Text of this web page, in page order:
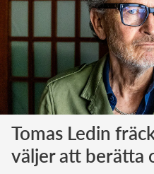
VÄRLDENS
Svenska
Brittiska
Tomas Ledin
väljer att berätta